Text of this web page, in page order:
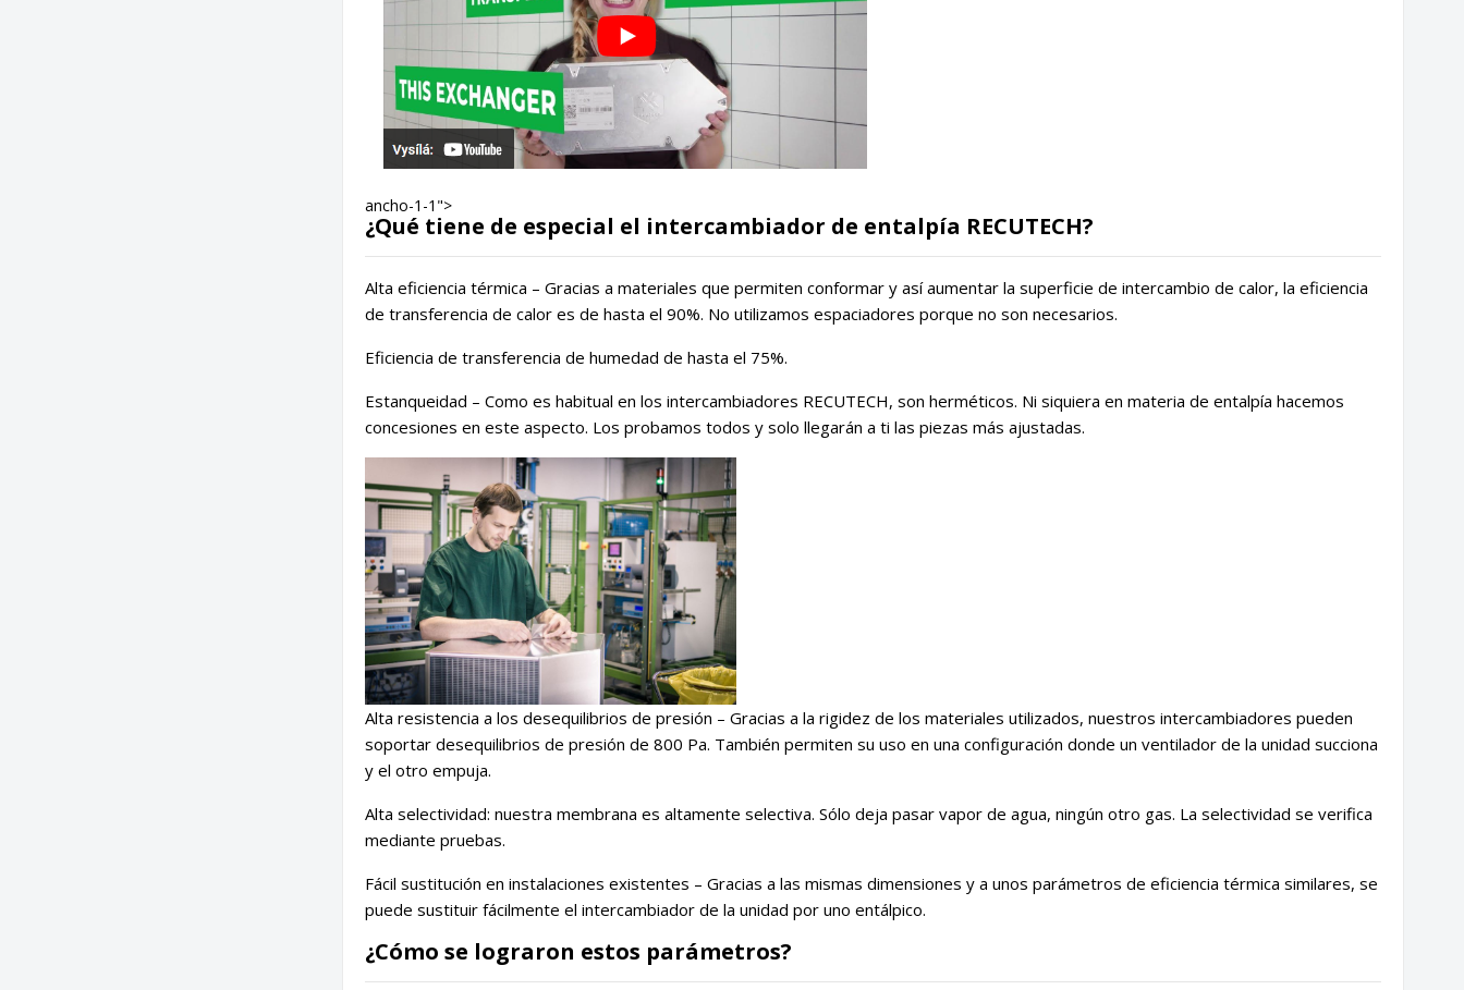
ancho-1-1">
¿Qué tiene de especial el intercambiador de entalpía RECUTECH?
Alta eficiencia térmica – Gracias a materiales que permiten conformar y así aumentar la superficie de intercambio de calor, la eficiencia
de transferencia de calor es de hasta el 90%. No utilizamos espaciadores porque no son necesarios.
Eficiencia de transferencia de humedad de hasta el 75%.
Estanqueidad – Como es habitual en los intercambiadores RECUTECH, son herméticos. Ni siquiera en materia de entalpía hacemos
concesiones en este aspecto. Los probamos todos y solo llegarán a ti las piezas más ajustadas.
Alta resistencia a los desequilibrios de presión – Gracias a la rigidez de los materiales utilizados, nuestros intercambiadores pueden
soportar desequilibrios de presión de 800 Pa. También permiten su uso en una configuración donde un ventilador de la unidad succiona
y el otro empuja.
Alta selectividad: nuestra membrana es altamente selectiva. Sólo deja pasar vapor de agua, ningún otro gas. La selectividad se verifica
mediante pruebas.
Fácil sustitución en instalaciones existentes – Gracias a las mismas dimensiones y a unos parámetros de eficiencia térmica similares, se
puede sustituir fácilmente el intercambiador de la unidad por uno entálpico.
¿Cómo se lograron estos parámetros?